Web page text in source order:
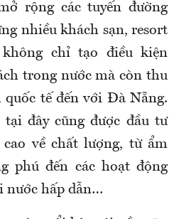
rộng các tuyến đường
nhiều khách sạn, resort
chỉ tạo điều kiện
trong nước mà còn thu
tế đến với Đà Nẵng.
đây cũng được đầu tư
về chất lượng, từ ẩm
phú đến các hoạt động
nước hấp dẫn…